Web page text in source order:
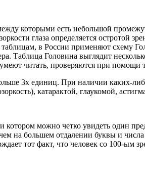
которыми есть небольшой
глаза определяется остротой
в России применяют схему
Головина выглядит
читать, проверяются при
3х единиц. При наличии каких-
катарактой, глаукомой,
котором можно четко увидеть один
на большем отдалении буквы и
тот факт, что человек со 100-ым